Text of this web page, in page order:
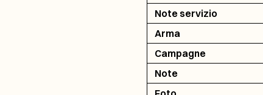
Note servizio
Arma
Campagne
Note